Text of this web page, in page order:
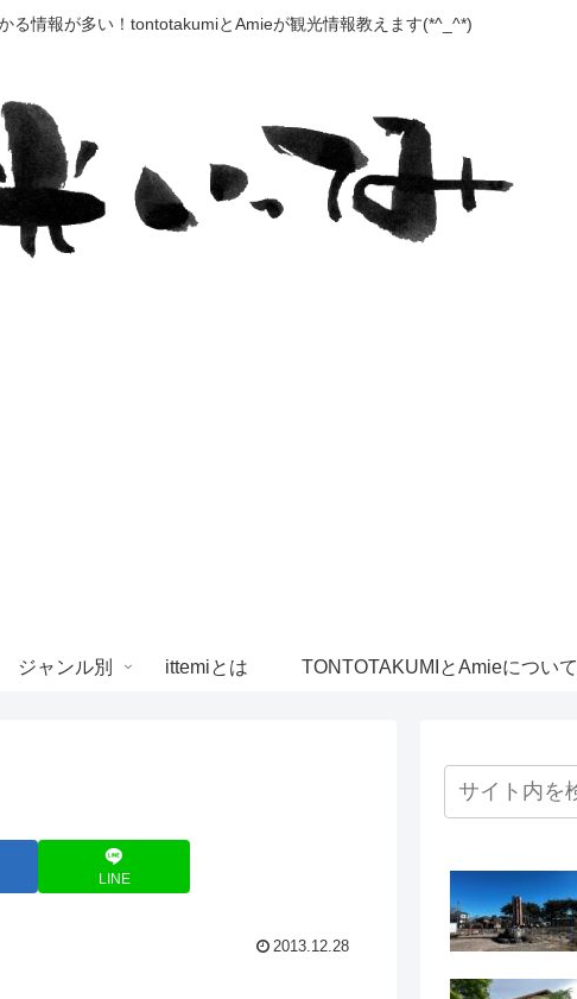
る情報が多い！tontotakumiとAmieが観光情報教えます(*^_^*)
ジャンル別 ittemiとは TONTOTAKUMIとAmieについて
LINE
2013.12.28